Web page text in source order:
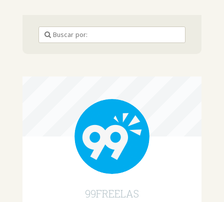
99FREELAS